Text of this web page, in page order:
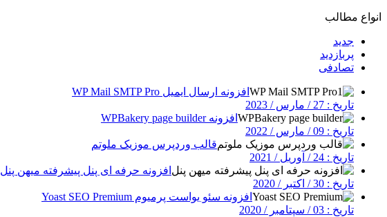
انواع مطالب
جدید
پربازدید
تصادفی
افزونه ارسال ایمیل WP Mail SMTP Pro
تاریخ : 27 / مارس / 2023
افزونه WPBakery page builder
تاریخ : 09 / مارس / 2022
قالب وردپرس موزیک ملوتم
تاریخ : 24 / آوریل / 2021
افزونه حرفه ای پنل پیشرفته میهن پنل
تاریخ : 30 / اکتبر / 2020
افزونه سئو یواست پرمیوم Yoast SEO Premium
تاریخ : 03 / سپتامبر / 2020